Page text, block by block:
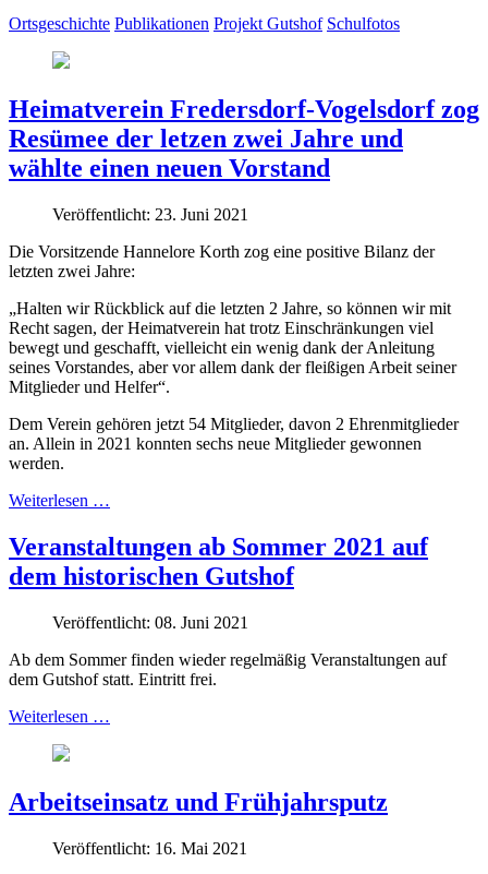
Ortsgeschichte Publikationen Projekt Gutshof Schulfotos
Heimatverein Fredersdorf-Vogelsdorf zog
Resümee der letzen zwei Jahre und
wählte einen neuen Vorstand
Veröffentlicht: 23. Juni 2021
Die Vorsitzende Hannelore Korth zog eine positive Bilanz der
letzten zwei Jahre:
„Halten wir Rückblick auf die letzten 2 Jahre, so können wir mit
Recht sagen, der Heimatverein hat trotz Einschränkungen viel
bewegt und geschafft, vielleicht ein wenig dank der Anleitung
seines Vorstandes, aber vor allem dank der fleißigen Arbeit seiner
Mitglieder und Helfer“.
Dem Verein gehören jetzt 54 Mitglieder, davon 2 Ehrenmitglieder
an. Allein in 2021 konnten sechs neue Mitglieder gewonnen
werden.
Weiterlesen …
Veranstaltungen ab Sommer 2021 auf
dem historischen Gutshof
Veröffentlicht: 08. Juni 2021
Ab dem Sommer finden wieder regelmäßig Veranstaltungen auf
dem Gutshof statt. Eintritt frei.
Weiterlesen …
Arbeitseinsatz und Frühjahrsputz
Veröffentlicht: 16. Mai 2021